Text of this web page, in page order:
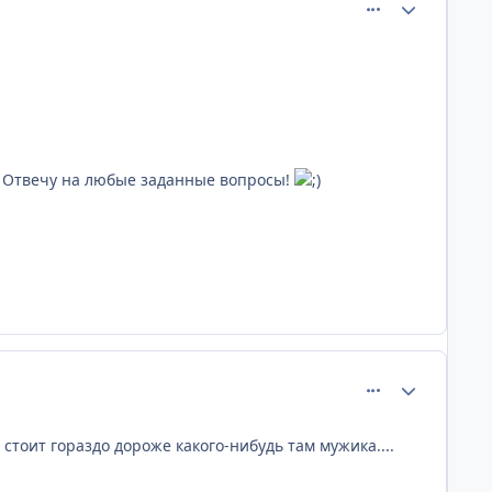
Отвечу на любые заданные вопросы!
гораздо дороже какого-нибудь там мужика....